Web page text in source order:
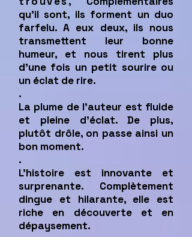
qu’il sont, ils forment un duo
farfelu. A eux deux, ils nous
transmettent leur bonne
humeur, et nous tirent plus
d’une fois un petit sourire ou
un éclat de rire.
.
La plume de l’auteur est fluide
et pleine d’éclat. De plus,
plutôt drôle, on passe ainsi un
bon moment.
.
L’histoire est innovante et
surprenante. Complètement
dingue et hilarante, elle est
riche en découverte et en
dépaysement.